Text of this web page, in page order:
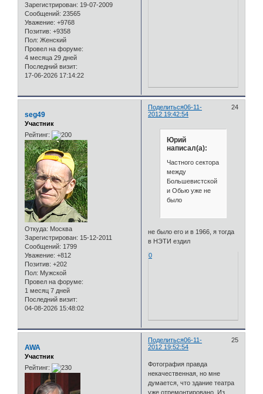
Зарегистрирован: 19-07-2009
Сообщений: 23565
Уважение: +9768
Позитив: +9358
Пол: Женский
Провел на форуме:
4 месяца 29 дней
Последний визит:
17-06-2026 17:14:22
Поделиться 24
06-11-
2012 19:42:54
seg49
Участник
Рейтинг:
Откуда: Москва
Зарегистрирован: 15-12-2011
Сообщений: 1799
Уважение: +812
Позитив: +202
Пол: Мужской
Провел на форуме:
1 месяц 7 дней
Последний визит:
04-08-2026 15:48:02
Юрий
написал(а):
Частного сектора
между
Большевистской
и Обью уже не
было
не было его и в 1966, я тогда
в НЭТИ ездил
0
Поделиться 25
06-11-
2012 19:52:54
AWA
Участник
Рейтинг:
Фотография правда
некачественная, но мне
думается, что здание театра
уже отремонтировано. Из